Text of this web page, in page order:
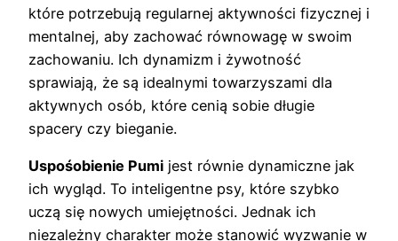
które potrzebują regularnej aktywności fizycznej i
mentalnej, aby zachować równowagę w swoim
zachowaniu. Ich dynamizm i żywotność
sprawiają, że są idealnymi towarzyszami dla
aktywnych osób, które cenią sobie długie
spacery czy bieganie.
Uspośobienie Pumi jest równie dynamiczne jak
ich wygląd. To inteligentne psy, które szybko
uczą się nowych umiejętności. Jednak ich
niezależny charakter może stanowić wyzwanie w